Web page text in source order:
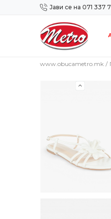
Јави се на 071 337
Сигурно
www.obucametro.mk